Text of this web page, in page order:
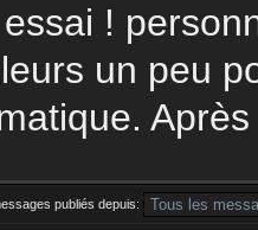
!
un peu
publiés depuis: